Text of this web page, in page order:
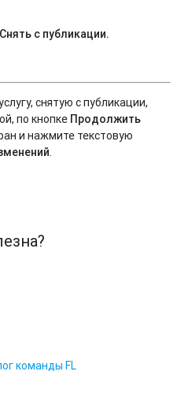
Снять с публикации.
снятую с публикации,
по кнопке Продолжить
и нажмите текстовую
.
команды FL